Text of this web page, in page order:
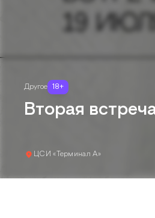
Другое 18+
Вторая
ЦСИ «Терминал А»